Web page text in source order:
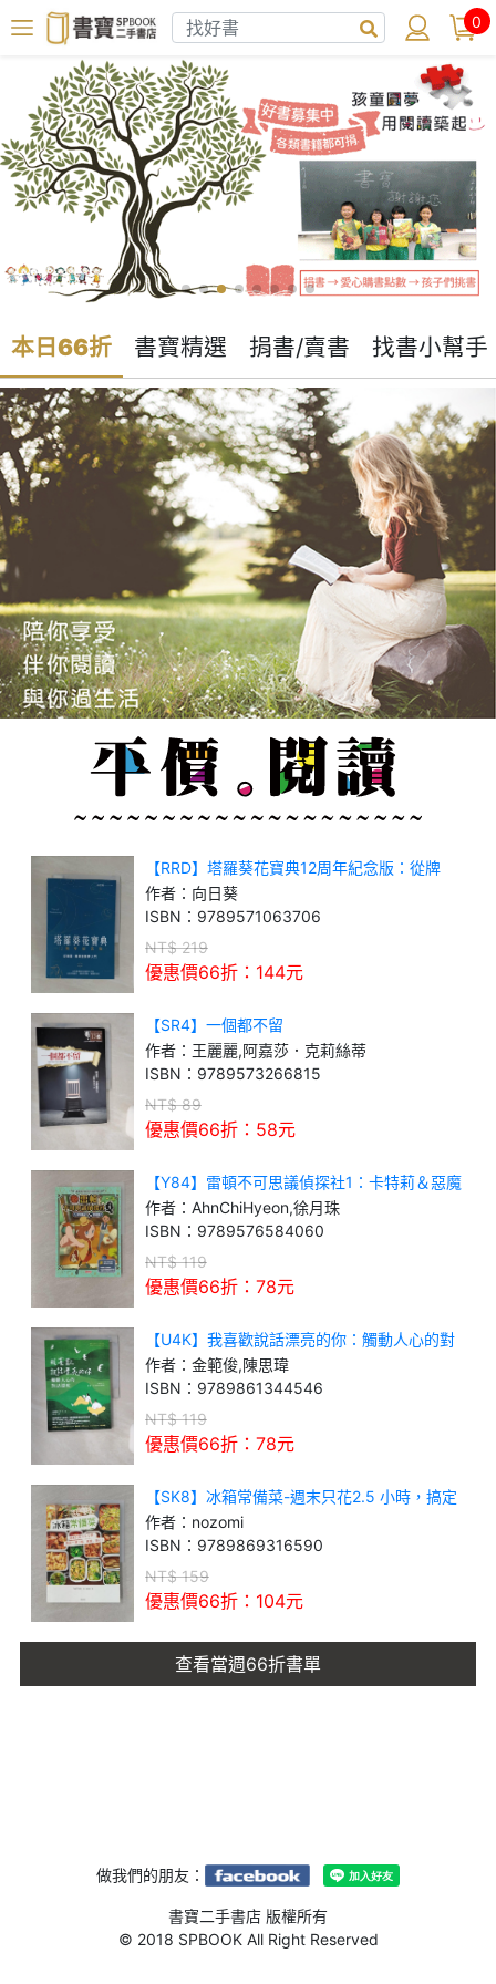
0
本日66折 書寶精選 捐書/賣書 找書小幫手
【RRD】塔羅葵花寶典12周年紀念版：從牌
義、牌陣到解牌入門
作者： 向日葵
ISBN： 9789571063706
NT$219
優惠價66折： 144元
【SR4】一個都不留
作者： 王麗麗,阿嘉莎．克莉絲蒂
ISBN： 9789573266815
NT$89
優惠價66折： 58元
【Y84】雷頓不可思議偵探社1：卡特莉＆惡魔
的禮服
作者： AhnChiHyeon,徐月珠
ISBN： 9789576584060
NT$119
優惠價66折： 78元
【U4K】我喜歡說話漂亮的你：觸動人心的對
話溫度
作者： 金範俊,陳思瑋
ISBN： 9789861344546
NT$119
優惠價66折： 78元
【SK8】冰箱常備菜-週末只花2.5 小時，搞定
一週三餐、便當、點心！
作者： nozomi
ISBN： 9789869316590
NT$159
優惠價66折： 104元
查看當週66折書單
做我們的朋友：
書寶二手書店 版權所有
© 2018 SPBOOK All Right Reserved